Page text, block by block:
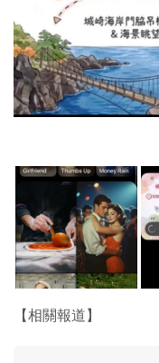
【相關報道】